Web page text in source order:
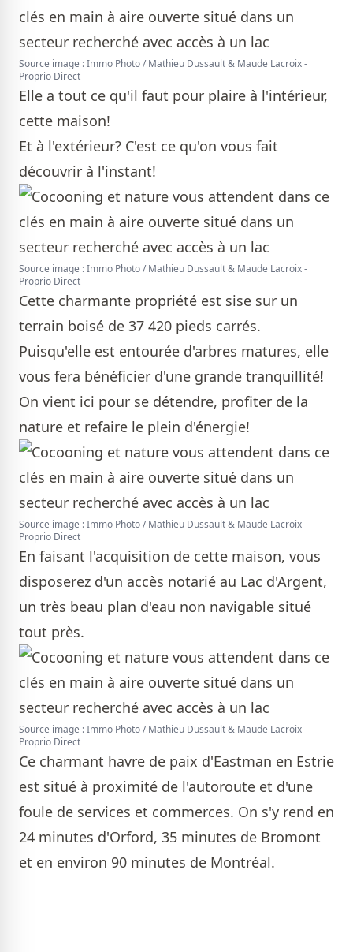
Source image : Immo Photo / Mathieu Dussault & Maude Lacroix -
Proprio Direct
Elle a tout ce qu'il faut pour plaire à l'intérieur,
cette maison!
Et à l'extérieur? C'est ce qu'on vous fait
découvrir à l'instant!
Source image : Immo Photo / Mathieu Dussault & Maude Lacroix -
Proprio Direct
Cette charmante propriété est sise sur un
terrain boisé de 37 420 pieds carrés.
Puisqu'elle est entourée d'arbres matures, elle
vous fera bénéficier d'une grande tranquillité!
On vient ici pour se détendre, profiter de la
nature et refaire le plein d'énergie!
Source image : Immo Photo / Mathieu Dussault & Maude Lacroix -
Proprio Direct
En faisant l'acquisition de cette maison, vous
disposerez d'un accès notarié au Lac d'Argent,
un très beau plan d'eau non navigable situé
tout près.
Source image : Immo Photo / Mathieu Dussault & Maude Lacroix -
Proprio Direct
Ce charmant havre de paix d'Eastman en Estrie
est situé à proximité de l'autoroute et d'une
foule de services et commerces. On s'y rend en
24 minutes d'Orford, 35 minutes de Bromont
et en environ 90 minutes de Montréal.